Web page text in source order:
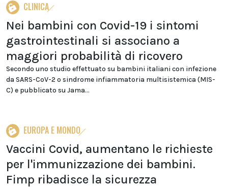
CLINICA
Nei bambini con Covid-19 i sintomi
gastrointestinali si associano a
maggiori probabilità di ricovero
Secondo uno studio effettuato su bambini italiani con infezione
da SARS-CoV-2 o sindrome infiammatoria multisistemica (MIS-
C) e pubblicato su Jama...
EUROPA E MONDO
Vaccini Covid, aumentano le richieste
per l'immunizzazione dei bambini.
Fimp ribadisce la sicurezza